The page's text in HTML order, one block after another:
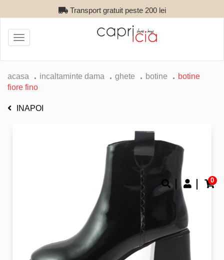
Transport gratuit peste 200 lei
0
Toggle
navigation
acasa incaltaminte dama ghete botine
botine
fiore fino
INAPOI